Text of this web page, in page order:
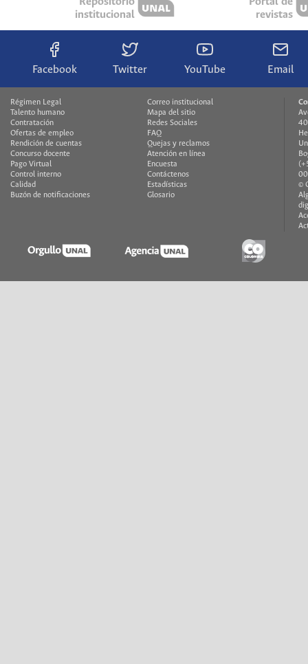
institucional
revistas
Facebook Twitter YouTube Email
Régimen Legal
Talento humano
Contratación
Ofertas de empleo
Rendición de cuentas
Concurso docente
Pago Virtual
Control interno
Calidad
Buzón de notificaciones
Correo institucional
Mapa del sitio
Redes Sociales
FAQ
Quejas y reclamos
Atención en línea
Encuesta
Contáctenos
Estadísticas
Glosario
©